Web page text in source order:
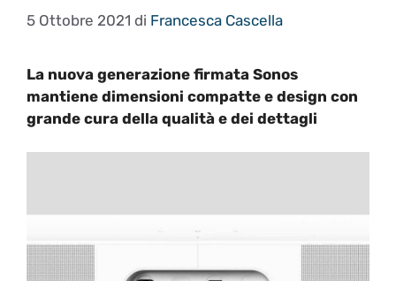
5 Ottobre 2021 di Francesca Cascella
La nuova generazione firmata Sonos
mantiene dimensioni compatte e design con
grande cura della qualità e dei dettagli